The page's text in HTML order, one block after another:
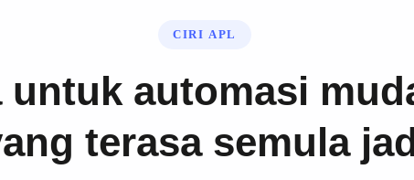
CIRI APL
untuk automasi
terasa semula